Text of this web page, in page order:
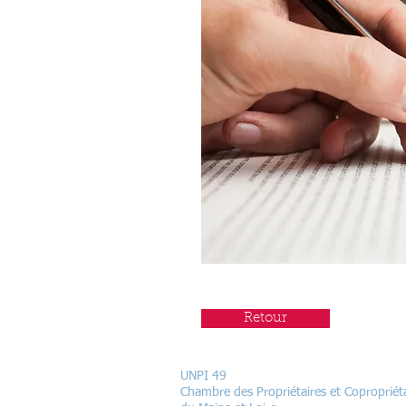
Retour
UNPI 49
Chambre des Propriétaires et